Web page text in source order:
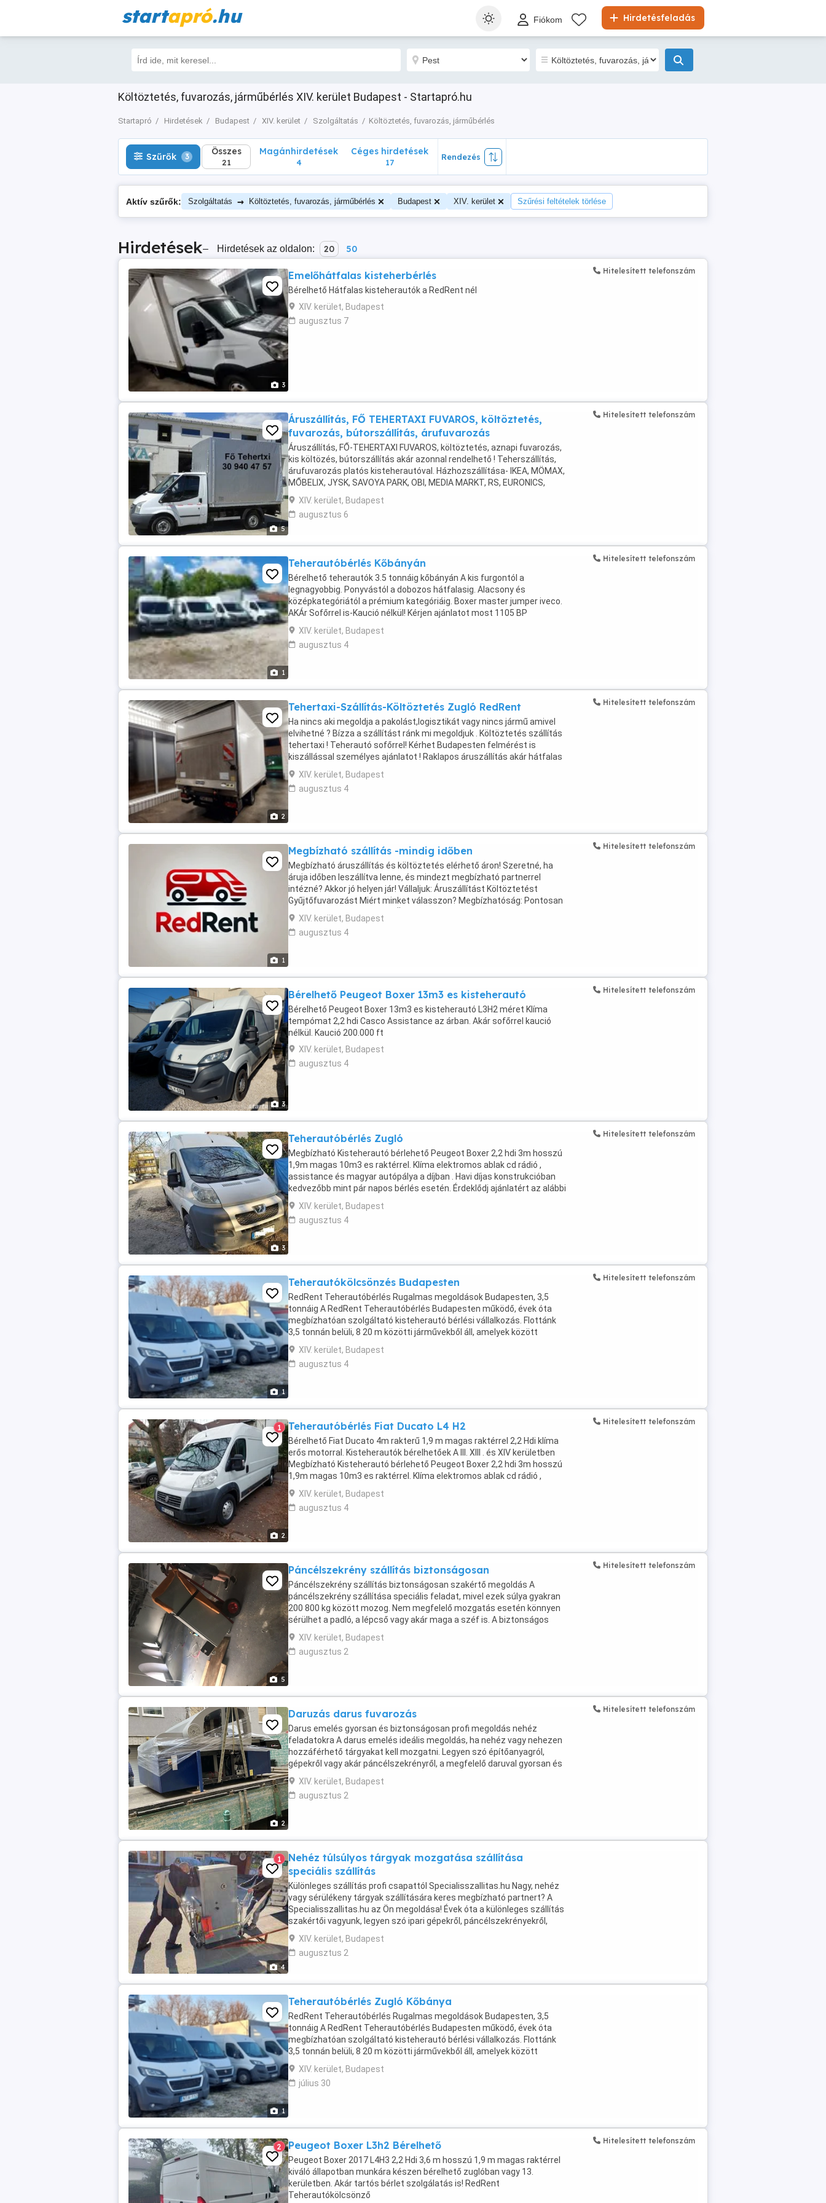
startapró.hu Hirdetésfeladás
Fiókom
Költöztetés, fuvarozás, járműbérlés XIV. kerület Budapest - Startapró.hu
Startapró Hirdetések Budapest XIV. kerület Szolgáltatás Költöztetés, fuvarozás, járműbérlés
Szűrők 3 Összes
21
Szűrők 3 Összes
21
Magánhirdetések
4
Céges hirdetések
17
Rendezés
Aktív szűrők: Szolgáltatás → Költöztetés, fuvarozás, járműbérlés Budapest XIV. kerület Szűrési feltételek törlése
Hirdetések– Hirdetések az oldalon: 20 50
3
Emelőhátfalas kisteherbérlés
Bérelhető Hátfalas kisteherautók a RedRent nél
XIV. kerület, Budapest
augusztus 7
Hitelesített telefonszám
5
Áruszállítás, FŐ TEHERTAXI FUVAROS, költöztetés,
fuvarozás, bútorszállítás, árufuvarozás
Áruszállítás, FŐ-TEHERTAXI FUVAROS, költöztetés, aznapi fuvarozás,
kis költözés, bútorszállítás akár azonnal rendelhető ! Teherszállítás,
árufuvarozás platós kisteherautóval. Házhozszállítása- IKEA, MÖMAX,
MŐBELIX, JYSK, SAVOYA PARK, OBI, MEDIA MARKT, RS, EURONICS,
PRAKTIKER, XXXLUTZ, MAMMUT, MAXCITY, ...
XIV. kerület, Budapest
augusztus 6
Hitelesített telefonszám
1
Teherautóbérlés Kőbányán
Bérelhető teherautók 3.5 tonnáig kőbányán A kis furgontól a
legnagyobbig. Ponyvástól a dobozos hátfalasig. Alacsony és
középkategóriától a prémium kategóriáig. Boxer master jumper iveco.
AKÁr Sofőrrel is-Kaució nélkül! Kérjen ajánlatot most 1105 BP
keresztúri út 134 06308771840
XIV. kerület, Budapest
augusztus 4
Hitelesített telefonszám
2
Tehertaxi-Szállítás-Költöztetés Zugló RedRent
Ha nincs aki megoldja a pakolást,logisztikát vagy nincs jármű amivel
elvihetné ? Bízza a szállítást ránk mi megoldjuk . Költöztetés szállítás
tehertaxi ! Teherautó sofőrrel! Kérhet Budapesten felmérést is
kiszállással személyes ajánlatot ! Raklapos áruszállítás akár hátfalas
autóval ...
XIV. kerület, Budapest
augusztus 4
Hitelesített telefonszám
1
Megbízható szállítás -mindig időben
Megbízható áruszállítás és költöztetés elérhető áron! Szeretné, ha
áruja időben leszállítva lenne, és mindezt megbízható partnerrel
intézné? Akkor jó helyen jár! Vállaljuk: Áruszállítást Költöztetést
Gyűjtőfuvarozást Miért minket válasszon? Megbízhatóság: Pontosan
tudjuk, mennyire fontos az Ön számára, ...
XIV. kerület, Budapest
augusztus 4
Hitelesített telefonszám
3
Bérelhető Peugeot Boxer 13m3 es kisteherautó
Bérelhető Peugeot Boxer 13m3 es kisteherautó L3H2 méret Klíma
tempómat 2,2 hdi Casco Assistance az árban. Akár sofőrrel kaució
nélkül. Kaució 200.000 ft
XIV. kerület, Budapest
augusztus 4
Hitelesített telefonszám
3
Teherautóbérlés Zugló
Megbízható Kisteherautó bérlehető Peugeot Boxer 2,2 hdi 3m hosszú
1,9m magas 10m3 es raktérrel. Klíma elektromos ablak cd rádió ,
assistance és magyar autópálya a díjban . Havi díjas konstrukcióban
kedvezőbb mint pár napos bérlés esetén. Érdeklődj ajánlatért az alábbi
...
XIV. kerület, Budapest
augusztus 4
Hitelesített telefonszám
1
Teherautókölcsönzés Budapesten
RedRent Teherautóbérlés Rugalmas megoldások Budapesten, 3,5
tonnáig A RedRent Teherautóbérlés Budapesten működő, évek óta
megbízhatóan szolgáltató kisteherautó bérlési vállalkozás. Flottánk
3,5 tonnán belüli, 8 20 m közötti járművekből áll, amelyek között
felépítményes és hátfalas modellek is megtalálhatók. ...
XIV. kerület, Budapest
augusztus 4
Hitelesített telefonszám
2
1 Teherautóbérlés Fiat Ducato L4 H2
Bérelhető Fiat Ducato 4m rakterű 1,9 m magas raktérrel 2,2 Hdi klíma
erős motorral. Kisteherautók bérelhetőek A III. XIII . és XIV kerületben
Megbízható Kisteherautó bérlehető Peugeot Boxer 2,2 hdi 3m hosszú
1,9m magas 10m3 es raktérrel. Klíma elektromos ablak cd rádió ,
assistance ...
XIV. kerület, Budapest
augusztus 4
Hitelesített telefonszám
5
Páncélszekrény szállítás biztonságosan
Páncélszekrény szállítás biztonságosan szakértő megoldás A
páncélszekrény szállítása speciális feladat, mivel ezek súlya gyakran
200 800 kg között mozog. Nem megfelelő mozgatás esetén könnyen
sérülhet a padló, a lépcső vagy akár maga a széf is. A biztonságos
szállításhoz elengedhetetlen: megfelelő ...
XIV. kerület, Budapest
augusztus 2
Hitelesített telefonszám
2
Daruzás darus fuvarozás
Darus emelés gyorsan és biztonságosan profi megoldás nehéz
feladatokra A darus emelés ideális megoldás, ha nehéz vagy nehezen
hozzáférhető tárgyakat kell mozgatni. Legyen szó építőanyagról,
gépekről vagy akár páncélszekrényről, a megfelelő daruval gyorsan és
biztonságosan elvégezhető a munka. A nem ...
XIV. kerület, Budapest
augusztus 2
Hitelesített telefonszám
4
1
Nehéz túlsúlyos tárgyak mozgatása szállítása
speciális szállítás
Különleges szállítás profi csapattól Specialisszallitas.hu Nagy, nehéz
vagy sérülékeny tárgyak szállítására keres megbízható partnert? A
Specialisszallitas.hu az Ön megoldása! Évek óta a különleges szállítás
szakértői vagyunk, legyen szó ipari gépekről, páncélszekrényekről,
zongorákról vagy egyedi ...
XIV. kerület, Budapest
augusztus 2
1
Teherautóbérlés Zugló Kőbánya
RedRent Teherautóbérlés Rugalmas megoldások Budapesten, 3,5
tonnáig A RedRent Teherautóbérlés Budapesten működő, évek óta
megbízhatóan szolgáltató kisteherautó bérlési vállalkozás. Flottánk
3,5 tonnán belüli, 8 20 m közötti járművekből áll, amelyek között
felépítményes és hátfalas modellek is megtalálhatók. ...
XIV. kerület, Budapest
július 30
2 Peugeot Boxer L3h2 Bérelhető
Peugeot Boxer 2017 L4H3 2,2 Hdi 3,6 m hosszú 1,9 m magas raktérrel
kiváló állapotban munkára készen bérelhető zuglóban vagy 13.
kerületben. Akár tartós bérlet szolgálatás is! RedRent
Teherautókölcsönző
Hitelesített telefonszám